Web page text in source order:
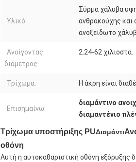
Υλικό:
Σύρμα χάλυβα
ανθρακούχης και
ανοξείδωτο
Ανοίγοντας
διάμετρος:
2.24-62 χιλιοστά.
Τρίχωμα: Η άκρη είναι
Επισημαίνω:
διαμάντινο
διαμαντένιο
Τρίχωμα υποστήριξης PUΔιαμάντι
οθόνη
Αυτή η αυτοκαθαριστική οθόνη εξόρυξης